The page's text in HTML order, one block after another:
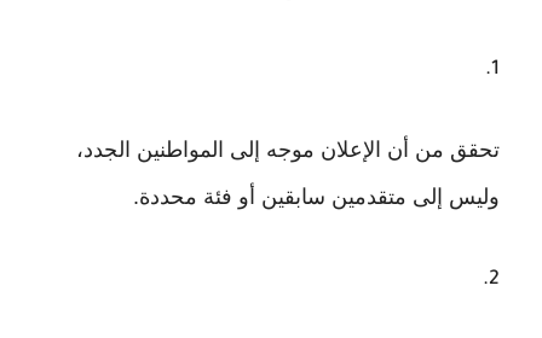
تحقق من أن الإعلان موجه إلى المواطنين الجدد،
وليس إلى متقدمين سابقين أو فئة محددة.